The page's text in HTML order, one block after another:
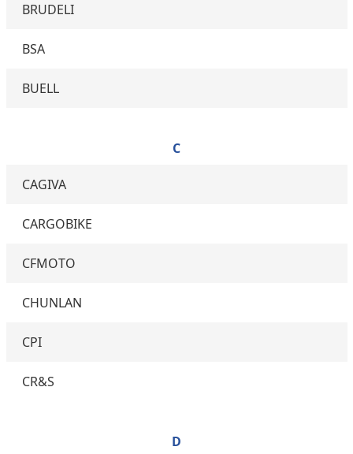
BRUDELI
BSA
BUELL
C
CAGIVA
CARGOBIKE
CFMOTO
CHUNLAN
CPI
CR&S
D